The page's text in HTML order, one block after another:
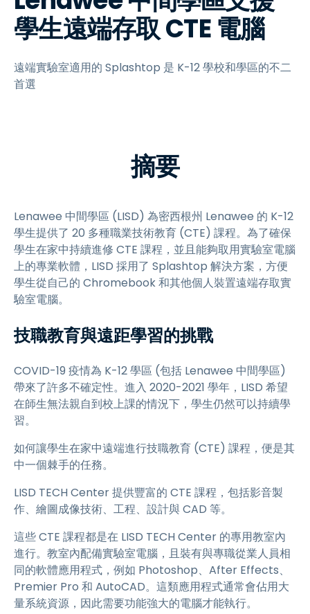
學生遠端存取 CTE 電腦
遠端實驗室適用的 Splashtop 是 K-12 學校和學區的不二
首選
摘要
Lenawee 中間學區 (LISD) 為密西根州 Lenawee 的 K-12
學生提供了 20 多種職業技術教育 (CTE) 課程。為了確保
學生在家中持續進修 CTE 課程，並且能夠取用實驗室電腦
上的專業軟體，LISD 採用了 Splashtop 解決方案，方便
學生從自己的 Chromebook 和其他個人裝置遠端存取實
驗室電腦。
技職教育與遠距學習的挑戰
COVID-19 疫情為 K-12 學區 (包括 Lenawee 中間學區)
帶來了許多不確定性。進入 2020-2021 學年，LISD 希望
在師生無法親自到校上課的情況下，學生仍然可以持續學
習。
如何讓學生在家中遠端進行技職教育 (CTE) 課程，便是其
中一個棘手的任務。
LISD TECH Center 提供豐富的 CTE 課程，包括影音製
作、繪圖成像技術、工程、設計與 CAD 等。
這些 CTE 課程都是在 LISD TECH Center 的專用教室內
進行。教室內配備實驗室電腦，且裝有與專職從業人員相
同的軟體應用程式，例如 Photoshop、After Effects、
Premier Pro 和 AutoCAD。這類應用程式通常會佔用大
量系統資源，因此需要功能強大的電腦才能執行。